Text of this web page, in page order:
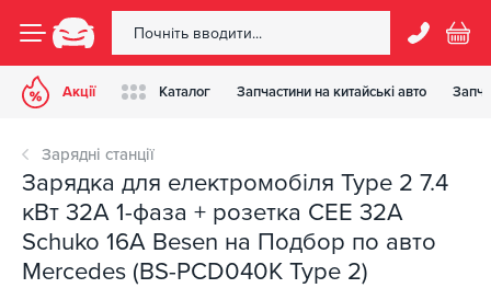
Акції Каталог Запчастини на китайські авто
Зарядні станції
Зарядка для електромобіля Type 2 7.4
кВт 32А 1-фаза + розетка CEE 32A
Schuko 16A Besen на Подбор по авто
Mercedes (BS-PCD040K Type 2)